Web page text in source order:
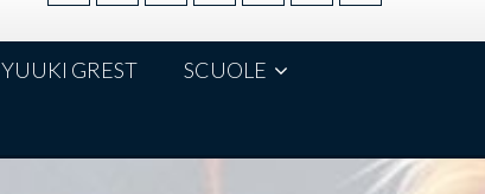
YUUKI GREST SCUOLE